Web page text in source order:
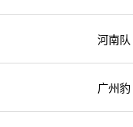
河南队
广州豹